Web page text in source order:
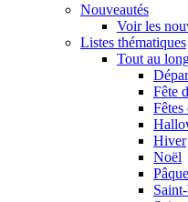
Nouveautés
Voir les
Listes thématiques
Tout au
Fête
Fêtes
Hiver
Noël